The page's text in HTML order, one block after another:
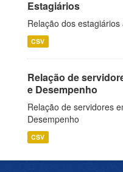
Estagiários
Relação dos
CSV
Relação de
e Desempenho
Relação de servidores
Desempenho
CSV